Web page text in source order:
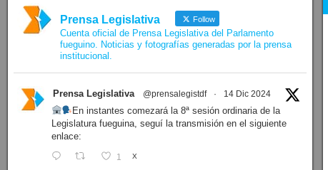
Prensa Legislativa Follow
Cuenta oficial de Prensa Legislativa del Parlamento
fueguino. Noticias y fotografías generadas por la prensa
institucional.
Prensa Legislativa @prensalegistdf · 14 Dic 2024
En instantes comezará la 8ª sesión ordinaria de la
Legislatura fueguina, seguí la transmisión en el siguiente
enlace:
1 X